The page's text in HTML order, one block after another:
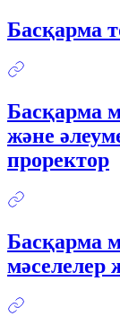
Басқарма
Басқарма
және
проректор
Басқарма
мәселелер